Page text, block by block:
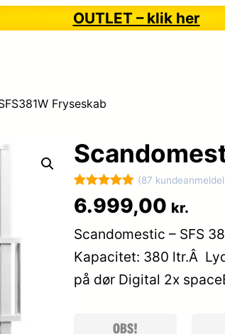
OUTLET – klik her
Fryseskab
Bedømt
som 5ud
af 5
baseret på
87
kundebedøm
melser
(87
6.999,00 kr.
Scandomestic – SFS
Kapacitet: 380 ltr.Â
på dør Digital 2x